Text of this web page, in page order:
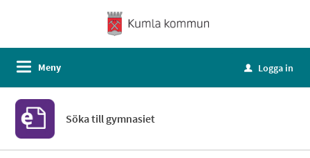
Meny u Logga in
Söka till gymnasiet